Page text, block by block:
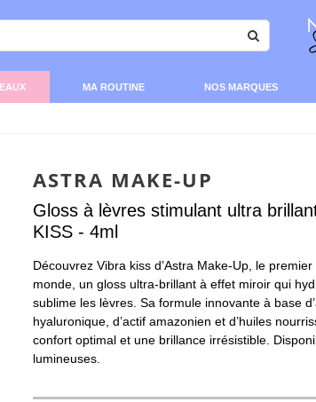
MA ROUTINE NOS MARQUES
ASTRA MAKE-UP
Gloss à lèvres stimulant ultra
KISS - 4ml
Découvrez Vibra kiss d’Astra Make-Up, le
monde, un gloss ultra-brillant à effet miroir qui
sublime les lèvres. Sa formule innovante à base
hyaluronique, d’actif amazonien et d’huiles
confort optimal et une brillance irrésistible.
lumineuses.